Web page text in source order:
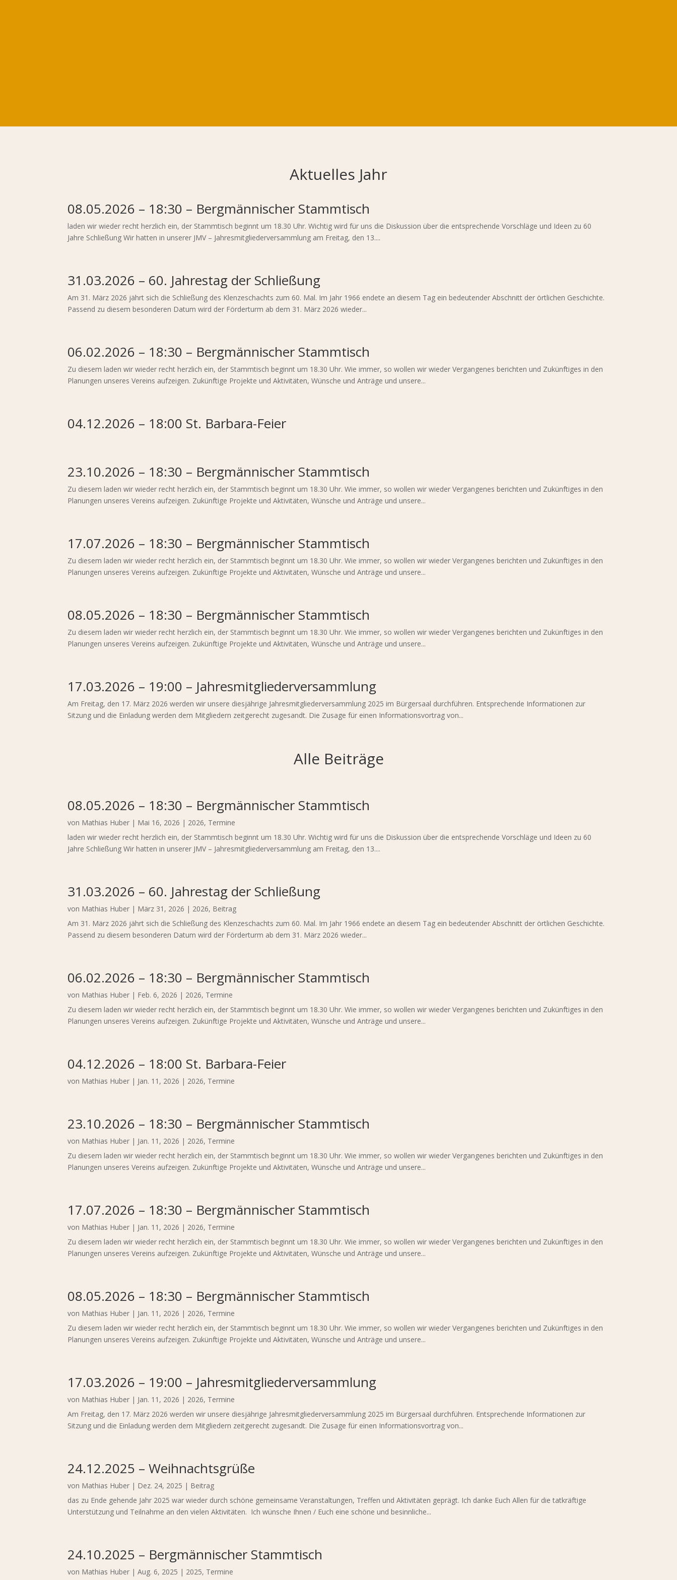
Aktuelles Jahr
08.05.2026 – 18:30 – Bergmännischer Stammtisch
laden wir wieder recht herzlich ein, der Stammtisch beginnt um 18.30 Uhr. Wichtig wird für uns die Diskussion über die entsprechende Vorschläge und Ideen zu 60
Jahre Schließung Wir hatten in unserer JMV – Jahresmitgliederversammlung am Freitag, den 13....
31.03.2026 – 60. Jahrestag der Schließung
Am 31. März 2026 jährt sich die Schließung des Klenzeschachts zum 60. Mal. Im Jahr 1966 endete an diesem Tag ein bedeutender Abschnitt der örtlichen Geschichte.
Passend zu diesem besonderen Datum wird der Förderturm ab dem 31. März 2026 wieder...
06.02.2026 – 18:30 – Bergmännischer Stammtisch
Zu diesem laden wir wieder recht herzlich ein, der Stammtisch beginnt um 18.30 Uhr. Wie immer, so wollen wir wieder Vergangenes berichten und Zukünftiges in den
Planungen unseres Vereins aufzeigen. Zukünftige Projekte und Aktivitäten, Wünsche und Anträge und unsere...
04.12.2026 – 18:00 St. Barbara-Feier
23.10.2026 – 18:30 – Bergmännischer Stammtisch
Zu diesem laden wir wieder recht herzlich ein, der Stammtisch beginnt um 18.30 Uhr. Wie immer, so wollen wir wieder Vergangenes berichten und Zukünftiges in den
Planungen unseres Vereins aufzeigen. Zukünftige Projekte und Aktivitäten, Wünsche und Anträge und unsere...
17.07.2026 – 18:30 – Bergmännischer Stammtisch
Zu diesem laden wir wieder recht herzlich ein, der Stammtisch beginnt um 18.30 Uhr. Wie immer, so wollen wir wieder Vergangenes berichten und Zukünftiges in den
Planungen unseres Vereins aufzeigen. Zukünftige Projekte und Aktivitäten, Wünsche und Anträge und unsere...
08.05.2026 – 18:30 – Bergmännischer Stammtisch
Zu diesem laden wir wieder recht herzlich ein, der Stammtisch beginnt um 18.30 Uhr. Wie immer, so wollen wir wieder Vergangenes berichten und Zukünftiges in den
Planungen unseres Vereins aufzeigen. Zukünftige Projekte und Aktivitäten, Wünsche und Anträge und unsere...
17.03.2026 – 19:00 – Jahresmitgliederversammlung
Am Freitag, den 17. März 2026 werden wir unsere diesjährige Jahresmitgliederversammlung 2025 im Bürgersaal durchführen. Entsprechende Informationen zur
Sitzung und die Einladung werden dem Mitgliedern zeitgerecht zugesandt. Die Zusage für einen Informationsvortrag von...
Alle Beiträge
08.05.2026 – 18:30 – Bergmännischer Stammtisch
von Mathias Huber | Mai 16, 2026 | 2026, Termine
laden wir wieder recht herzlich ein, der Stammtisch beginnt um 18.30 Uhr. Wichtig wird für uns die Diskussion über die entsprechende Vorschläge und Ideen zu 60
Jahre Schließung Wir hatten in unserer JMV – Jahresmitgliederversammlung am Freitag, den 13....
31.03.2026 – 60. Jahrestag der Schließung
von Mathias Huber | März 31, 2026 | 2026, Beitrag
Am 31. März 2026 jährt sich die Schließung des Klenzeschachts zum 60. Mal. Im Jahr 1966 endete an diesem Tag ein bedeutender Abschnitt der örtlichen Geschichte.
Passend zu diesem besonderen Datum wird der Förderturm ab dem 31. März 2026 wieder...
06.02.2026 – 18:30 – Bergmännischer Stammtisch
von Mathias Huber | Feb. 6, 2026 | 2026, Termine
Zu diesem laden wir wieder recht herzlich ein, der Stammtisch beginnt um 18.30 Uhr. Wie immer, so wollen wir wieder Vergangenes berichten und Zukünftiges in den
Planungen unseres Vereins aufzeigen. Zukünftige Projekte und Aktivitäten, Wünsche und Anträge und unsere...
04.12.2026 – 18:00 St. Barbara-Feier
von Mathias Huber | Jan. 11, 2026 | 2026, Termine
23.10.2026 – 18:30 – Bergmännischer Stammtisch
von Mathias Huber | Jan. 11, 2026 | 2026, Termine
Zu diesem laden wir wieder recht herzlich ein, der Stammtisch beginnt um 18.30 Uhr. Wie immer, so wollen wir wieder Vergangenes berichten und Zukünftiges in den
Planungen unseres Vereins aufzeigen. Zukünftige Projekte und Aktivitäten, Wünsche und Anträge und unsere...
17.07.2026 – 18:30 – Bergmännischer Stammtisch
von Mathias Huber | Jan. 11, 2026 | 2026, Termine
Zu diesem laden wir wieder recht herzlich ein, der Stammtisch beginnt um 18.30 Uhr. Wie immer, so wollen wir wieder Vergangenes berichten und Zukünftiges in den
Planungen unseres Vereins aufzeigen. Zukünftige Projekte und Aktivitäten, Wünsche und Anträge und unsere...
08.05.2026 – 18:30 – Bergmännischer Stammtisch
von Mathias Huber | Jan. 11, 2026 | 2026, Termine
Zu diesem laden wir wieder recht herzlich ein, der Stammtisch beginnt um 18.30 Uhr. Wie immer, so wollen wir wieder Vergangenes berichten und Zukünftiges in den
Planungen unseres Vereins aufzeigen. Zukünftige Projekte und Aktivitäten, Wünsche und Anträge und unsere...
17.03.2026 – 19:00 – Jahresmitgliederversammlung
von Mathias Huber | Jan. 11, 2026 | 2026, Termine
Am Freitag, den 17. März 2026 werden wir unsere diesjährige Jahresmitgliederversammlung 2025 im Bürgersaal durchführen. Entsprechende Informationen zur
Sitzung und die Einladung werden dem Mitgliedern zeitgerecht zugesandt. Die Zusage für einen Informationsvortrag von...
24.12.2025 – Weihnachtsgrüße
von Mathias Huber | Dez. 24, 2025 | Beitrag
das zu Ende gehende Jahr 2025 war wieder durch schöne gemeinsame Veranstaltungen, Treffen und Aktivitäten geprägt. Ich danke Euch Allen für die tatkräftige
Unterstützung und Teilnahme an den vielen Aktivitäten. Ich wünsche Ihnen / Euch eine schöne und besinnliche...
24.10.2025 – Bergmännischer Stammtisch
von Mathias Huber |Aug. 6, 2025 | 2025, Termine